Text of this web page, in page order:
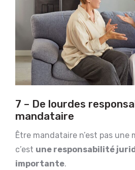
7 – De lourdes
mandataire
Être mandataire n’est pas une
c’est une responsabilité
importante.